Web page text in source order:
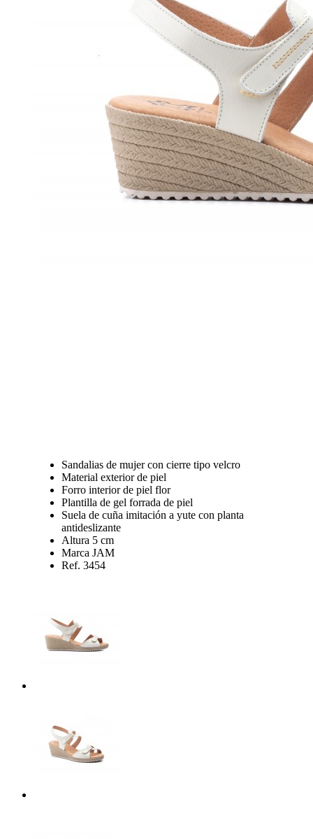
Sandalias de mujer con cierre tipo velcro
Material exterior de piel
Forro interior de piel flor
Plantilla de gel forrada de piel
Suela de cuña imitación a yute con planta
antideslizante
Altura 5 cm
Marca JAM
Ref. 3454